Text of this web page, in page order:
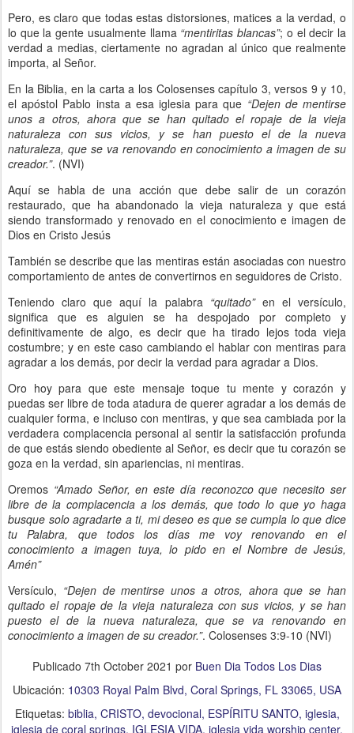
Pero, es claro que todas estas distorsiones, matices a la verdad, o
lo que la gente usualmente llama “mentiritas blancas”; o el decir la
verdad a medias, ciertamente no agradan al único que realmente
importa, al Señor.
En la Biblia, en la carta a los Colosenses capítulo 3, versos 9 y 10,
el apóstol Pablo insta a esa iglesia para que “Dejen de mentirse
unos a otros, ahora que se han quitado el ropaje de la vieja
naturaleza con sus vicios, y se han puesto el de la nueva
naturaleza, que se va renovando en conocimiento a imagen de su
creador.”. (NVI)
Aquí se habla de una acción que debe salir de un corazón
restaurado, que ha abandonado la vieja naturaleza y que está
siendo transformado y renovado en el conocimiento e imagen de
Dios en Cristo Jesús
También se describe que las mentiras están asociadas con nuestro
comportamiento de antes de convertirnos en seguidores de Cristo.
Teniendo claro que aquí la palabra “quitado”en el versículo,
significa que es alguien se ha despojado por completo y
definitivamente de algo, es decir que ha tirado lejos toda vieja
costumbre; y en este caso cambiando el hablar con mentiras para
agradar a los demás, por decir la verdad para agradar a Dios.
Oro hoy para que este mensaje toque tu mente y corazón y
puedas ser libre de toda atadura de querer agradar a los demás de
cualquier forma, e incluso con mentiras, y que sea cambiada por la
verdadera complacencia personal al sentir la satisfacción profunda
de que estás siendo obediente al Señor, es decir que tu corazón se
goza en la verdad, sin apariencias, ni mentiras.
Oremos “Amado Señor, en este día reconozco que necesito ser
libre de la complacencia a los demás, que todo lo que yo haga
busque solo agradarte a ti, mi deseo es que se cumpla lo que dice
tu Palabra, que todos los días me voy renovando en el
conocimiento a imagen tuya, lo pido en el Nombre de Jesús,
Amén”
Versículo, “Dejen de mentirse unos a otros, ahora que se han
quitado el ropaje de la vieja naturaleza con sus vicios, y se han
puesto el de la nueva naturaleza, que se va renovando en
conocimiento a imagen de su creador.”. Colosenses 3:9-10 (NVI)
Publicado 7th October 2021 por Buen Dia Todos Los Dias
Ubicación: 10303 Royal Palm Blvd, Coral Springs, FL 33065, USA
Etiquetas: biblia CRISTO devocional ESPÍRITU SANTO iglesia
iglesia de coral springs IGLESIA VIDA iglesia vida worship center